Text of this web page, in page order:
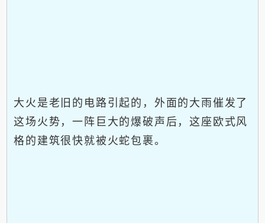
大火是老旧的电路引起的，外面的大雨催发了
这场火势，一阵巨大的爆破声后，这座欧式风
格的建筑很快就被火蛇包裹。